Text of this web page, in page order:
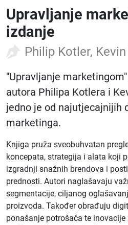
Upravljanje
izdanje
Philip Kotler,
"Upravljanje
autora Philipa Kotlera i
jedno je od najutjecajnijih
marketinga.
Knjiga pruža sveobuhvatan
koncepata, strategija i alata koji
izgradnji snažnih brendova i
prednosti. Autori naglašavaju
segmentacije, ciljanog
proizvoda. Također obrađuju
ponašanje potrošača te